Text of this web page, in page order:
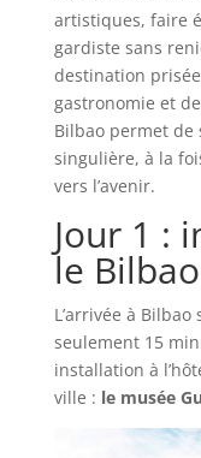
artistiques, faire
gardiste sans
destination
gastronomie et
Bilbao permet de
singulière, à la
vers l’avenir.
Jour 1 :
le
L’arrivée à
seulement 15
installation à
ville : le musée